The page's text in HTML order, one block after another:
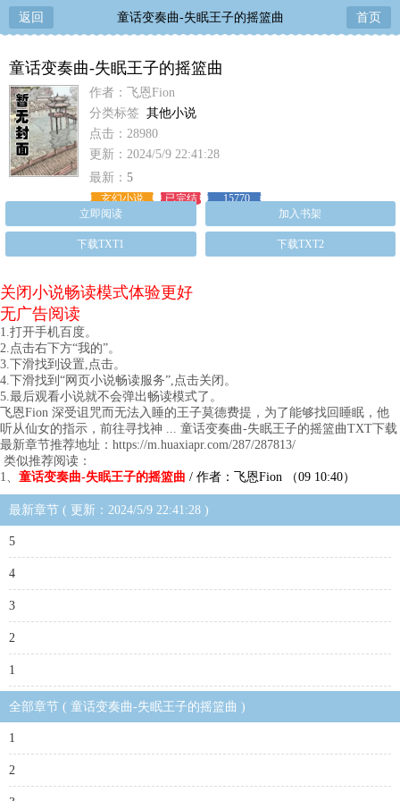
返回 童话变奏曲-失眠王子的摇篮曲 首页
童话变奏曲-失眠王子的摇篮曲
作者：飞恩Fion
分类标签 其他小说
点击：28980
更新：2024/5/9 22:41:28
最新： 5
玄幻小说 已完结
15770
立即阅读
加入书架
下载TXT1 下载TXT2
关闭小说畅读模式体验更好
无广告阅读
1.打开手机百度。
2.点击右下方“我的”。
3.下滑找到设置,点击。
4.下滑找到“网页小说畅读服务”,点击关闭。
5.最后观看小说就不会弹出畅读模式了。
飞恩Fion 深受诅咒而无法入睡的王子莫德费提，为了能够找回睡眠，他
听从仙女的指示，前往寻找神 ... 童话变奏曲-失眠王子的摇篮曲TXT下载
最新章节推荐地址：https://m.huaxiapr.com/287/287813/
类似推荐阅读：
1、 童话变奏曲-失眠王子的摇篮曲 / 作者：飞恩Fion （09 10:40）
最新章节 ( 更新：2024/5/9 22:41:28 )
5
4
3
2
1
全部章节 ( 童话变奏曲-失眠王子的摇篮曲 )
1
2